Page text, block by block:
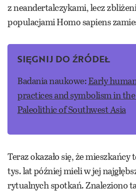
z neandertalczykami, lecz
populacjami Homo sapiens
SIĘGNIJ DO ŹRÓDEŁ
Badania naukowe:Early
practices and symbolism in
Paleolithic of Southwest Asia
Teraz okazało się, że mieszkańcy
tys. lat później mieli w jej
rytualnych spotkań. Znaleziono